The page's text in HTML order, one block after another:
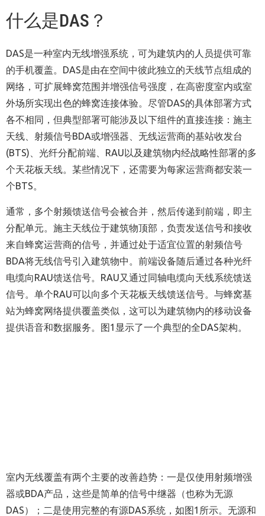
什么是DAS？
DAS是一种室内无线增强系统，可为建筑内的人员提供可靠
的手机覆盖。DAS是由在空间中彼此独立的天线节点组成的
网络，可扩展蜂窝范围并增强信号强度，在高密度室内或室
外场所实现出色的蜂窝连接体验。尽管DAS的具体部署方式
各不相同，但典型部署可能涉及以下组件的直接连接：施主
天线、射频信号BDA或增强器、无线运营商的基站收发台
(BTS)、光纤分配前端、RAU以及建筑物内经战略性部署的多
个天花板天线。某些情况下，还需要为每家运营商都安装一
个BTS。
通常，多个射频馈送信号会被合并，然后传递到前端，即主
分配单元。施主天线位于建筑物顶部，负责发送信号和接收
来自蜂窝运营商的信号，并通过处于适宜位置的射频信号
BDA将无线信号引入建筑物中。前端设备随后通过各种光纤
电缆向RAU馈送信号。RAU又通过同轴电缆向天线系统馈送
信号。单个RAU可以向多个天花板天线馈送信号。与蜂窝基
站为蜂窝网络提供覆盖类似，这可以为建筑物内的移动设备
提供语音和数据服务。图1显示了一个典型的全DAS架构。
室内无线覆盖有两个主要的改善趋势：一是仅使用射频增强
器或BDA产品，这些是简单的信号中继器（也称为无源
DAS）；二是使用完整的有源DAS系统，如图1所示。无源和